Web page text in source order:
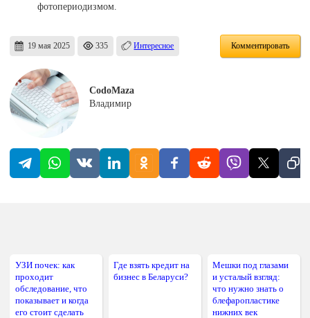
фотопериодизмом.
19 мая 2025 335 Интересное Комментировать
CodoMaza
Владимир
УЗИ почек: как
проходит
обследование, что
показывает и когда
его стоит сделать
Где взять кредит на
бизнес в Беларуси?
Мешки под глазами
и усталый взгляд:
что нужно знать о
блефаропластике
нижних век